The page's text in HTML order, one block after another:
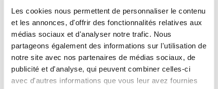
Les cookies nous permettent de personnaliser le contenu
et les annonces, d'offrir des fonctionnalités relatives aux
médias sociaux et d'analyser notre trafic. Nous
partageons également des informations sur l'utilisation de
notre site avec nos partenaires de médias sociaux, de
publicité et d'analyse, qui peuvent combiner celles-ci
avec d'autres informations que vous leur avez fournies
Cannelle